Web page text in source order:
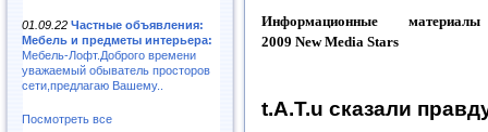
01.09.22 Частные объявления:
Мебель и предметы интерьера:
Мебель-Лофт.Доброго времени
уважаемый обыватель просторов
сети,предлагаю Вашему..
Посмотреть все
Информационные
2009 New Media Stars
t.A.T.u сказали